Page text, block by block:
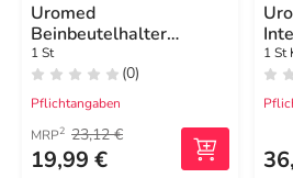
Uromed
Beinbeutelhalter
489702
1 St
(0)
Pflichtangaben
MRP2 23,12 €
19,99 €
1 St